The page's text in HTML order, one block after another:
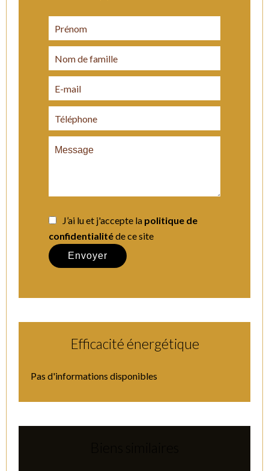
J’ai lu et j'accepte la politique de
confidentialitéde ce site
Envoyer
Efficacité énergétique
Pas d'informations disponibles